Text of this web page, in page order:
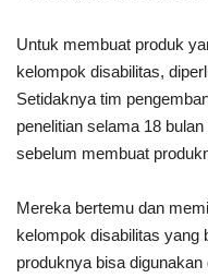
Untuk membuat produk
kelompok disabilitas,
Setidaknya tim
penelitian selama 18
sebelum membuat
Mereka bertemu dan
kelompok disabilitas yang
produknya bisa